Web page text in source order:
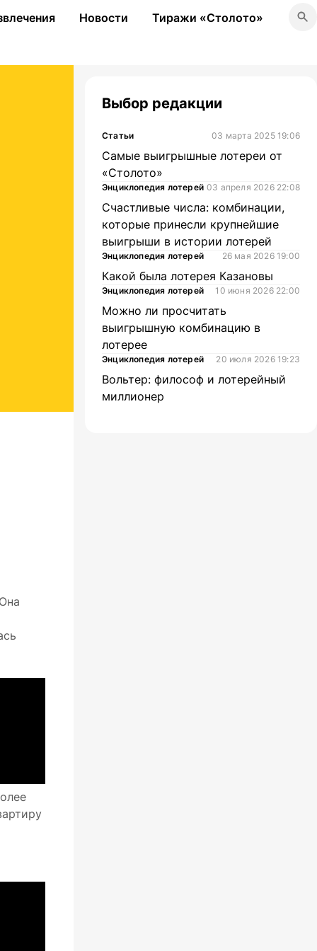
Новости Тиражи «Столото»
Выбор редакции
Статьи 03 марта 2025 19:06
Самые выигрышные лотереи от
«Столото»
Энциклопедия лотерей 03 апреля 2026 22:08
Счастливые числа: комбинации,
которые принесли крупнейшие
выигрыши в истории лотерей
Энциклопедия лотерей 26 мая 2026 19:00
Какой была лотерея Казановы
Энциклопедия лотерей 10 июня 2026 22:00
Можно ли просчитать
выигрышную комбинацию в
лотерее
Энциклопедия лотерей 20 июля 2026 19:23
Вольтер: философ и лотерейный
миллионер